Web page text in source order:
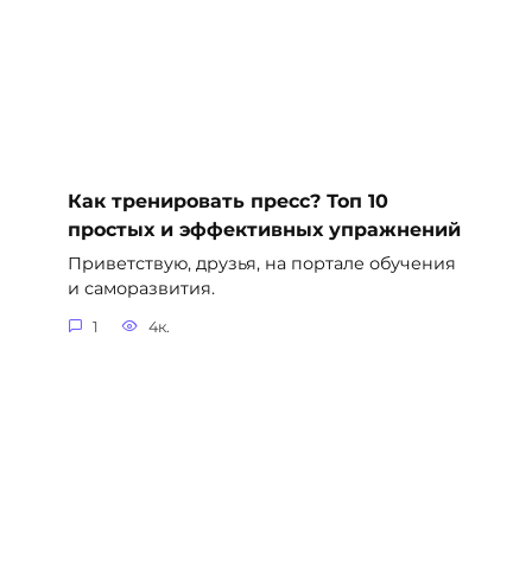
Как тренировать пресс? Топ 10
простых и эффективных упражнений
Приветствую, друзья, на портале обучения
и саморазвития.
1 4к.